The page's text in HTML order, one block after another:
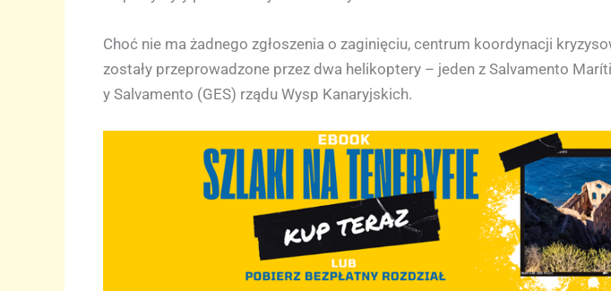
Choć nie ma żadnego zgłoszenia o zaginięciu, centrum koordynacji
zostały przeprowadzone przez dwa helikoptery – jeden z Salvamento
y Salvamento (GES) rządu Wysp Kanaryjskich.